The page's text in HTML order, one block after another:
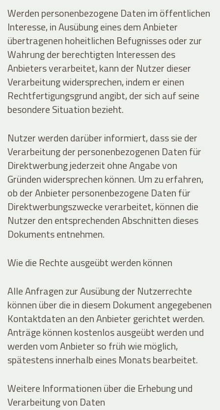
Werden personenbezogene Daten im öffentlichen
Interesse, in Ausübung eines dem Anbieter
übertragenen hoheitlichen Befugnisses oder zur
Wahrung der berechtigten Interessen des
Anbieters verarbeitet, kann der Nutzer dieser
Verarbeitung widersprechen, indem er einen
Rechtfertigungsgrund angibt, der sich auf seine
besondere Situation bezieht.
Nutzer werden darüber informiert, dass sie der
Verarbeitung der personenbezogenen Daten für
Direktwerbung jederzeit ohne Angabe von
Gründen widersprechen können. Um zu erfahren,
ob der Anbieter personenbezogene Daten für
Direktwerbungszwecke verarbeitet, können die
Nutzer den entsprechenden Abschnitten dieses
Dokuments entnehmen.
Wie die Rechte ausgeübt werden können
Alle Anfragen zur Ausübung der Nutzerrechte
können über die in diesem Dokument angegebenen
Kontaktdaten an den Anbieter gerichtet werden.
Anträge können kostenlos ausgeübt werden und
werden vom Anbieter so früh wie möglich,
spätestens innerhalb eines Monats bearbeitet.
Weitere Informationen über die Erhebung und
Verarbeitung von Daten